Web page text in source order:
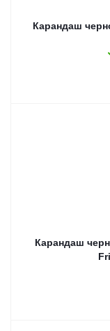
Карандаш
Карандаш